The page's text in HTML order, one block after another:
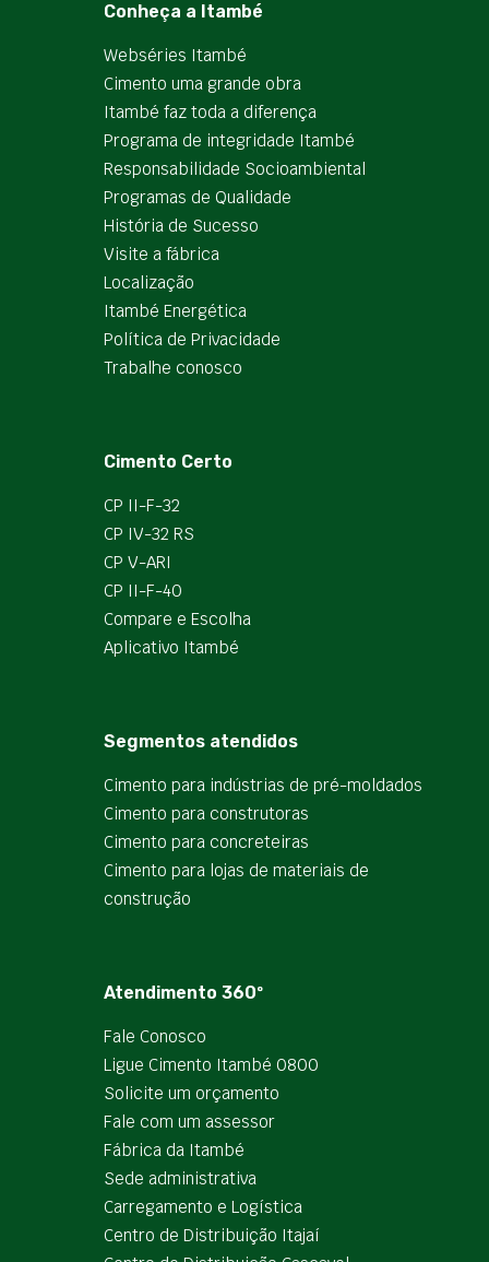
Conheça a Itambé
Webséries Itambé
Cimento uma grande obra
Itambé faz toda a diferença
Programa de integridade Itambé
Responsabilidade Socioambiental
Programas de Qualidade
História de Sucesso
Visite a fábrica
Localização
Itambé Energética
Política de Privacidade
Trabalhe conosco
Cimento Certo
CP II-F-32
CP IV-32 RS
CP V-ARI
CP II-F-40
Compare e Escolha
Aplicativo Itambé
Segmentos atendidos
Cimento para indústrias de pré-moldados
Cimento para construtoras
Cimento para concreteiras
Cimento para lojas de materiais de
construção
Atendimento 360º
Fale Conosco
Ligue Cimento Itambé 0800
Solicite um orçamento
Fale com um assessor
Fábrica da Itambé
Sede administrativa
Carregamento e Logística
Centro de Distribuição Itajaí